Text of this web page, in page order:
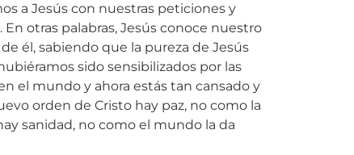
a Jesús con nuestras peticiones y
otras palabras, Jesús conoce nuestro
él, sabiendo que la pureza de Jesús
sido sensibilizados por las
el mundo y ahora estás tan cansado y
orden de Cristo hay paz, no como la
sanidad, no como el mundo la da